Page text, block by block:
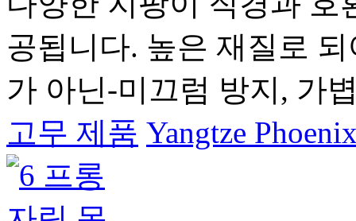
공됩니다. 높은 재질로
가 아닌-미끄럼 방지, 가
고무 제품 Yangtze